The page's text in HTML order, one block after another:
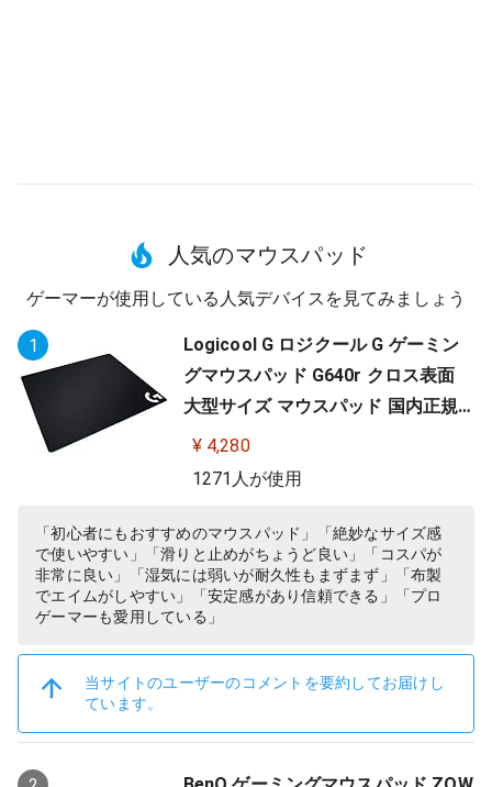
人気のマウスパッド
ゲーマーが使用している人気デバイスを見てみましょう
1
Logicool G ロジクール G ゲーミン
グマウスパッド G640r クロス表面
大型サイズ マウスパッド 国内正規
品
¥ 4,280
1271人が使用
「初心者にもおすすめのマウスパッド」「絶妙なサイズ感
で使いやすい」「滑りと止めがちょうど良い」「コスパが
非常に良い」「湿気には弱いが耐久性もまずまず」「布製
でエイムがしやすい」「安定感があり信頼できる」「プロ
ゲーマーも愛用している」
当サイトのユーザーのコメントを要約してお届けし
ています。